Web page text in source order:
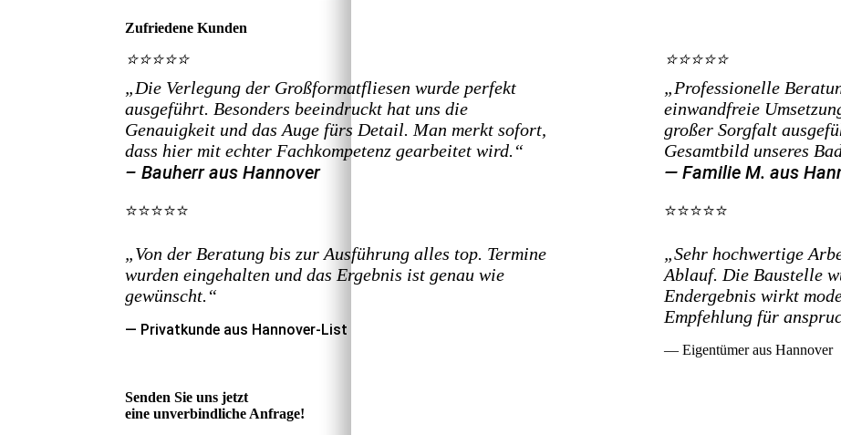
Zufriedene Kunden
⭐⭐⭐⭐⭐
„Die Verlegung der Großformatfliesen wurde perfekt
ausgeführt. Besonders beeindruckt hat uns die
Genauigkeit und das Auge fürs Detail. Man merkt sofort,
dass hier mit echter Fachkompetenz gearbeitet wird.“
– Bauherr aus Hannover
⭐⭐⭐⭐⭐
„Von der Beratung bis zur Ausführung alles top. Termine
wurden eingehalten und das Ergebnis ist genau wie
gewünscht.“
— Privatkunde aus Hannover-List
⭐⭐⭐⭐⭐
„Professionelle
einwandfreie
großer Sorgfalt
Gesamtbild unseres
— Familie M. aus Ha
⭐⭐⭐⭐⭐
„Sehr hochwertige
Ablauf. Die Baustelle
Endergebnis wirkt
Empfehlung für
— Eigentümer aus Hannover
Senden Sie uns jetzt
eine unverbindliche Anfrage!